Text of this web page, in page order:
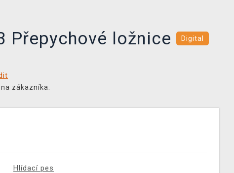
Přepychové ložnice Digital
zákazníka.
Hlídací pes